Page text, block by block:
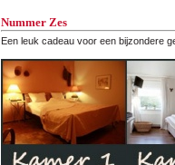
Nummer Zes
Een leuk cadeau voor een bijzondere